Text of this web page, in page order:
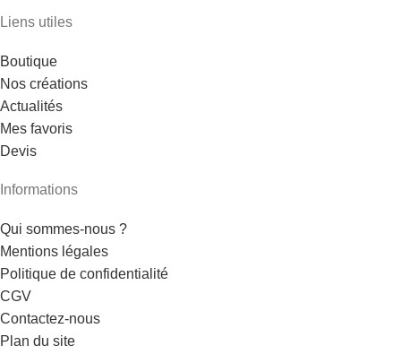
Liens utiles
Boutique
Nos créations
Actualités
Mes favoris
Devis
Informations
Qui sommes-nous ?
Mentions légales
Politique de confidentialité
CGV
Contactez-nous
Plan du site